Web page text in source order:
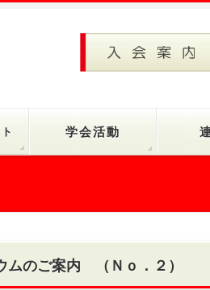
学会活動
ムのご案内 （Ｎｏ．２）